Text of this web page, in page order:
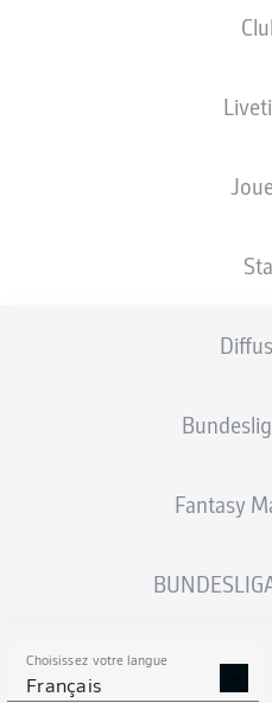
Fantasy
Choisissez votre langue
Français
0